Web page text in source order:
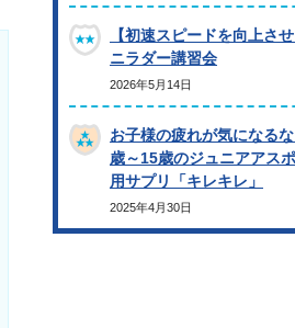
【初速スピードを向上さ
ニラダー講習会
2026年5月14日
お子様の疲れが気になる
歳～15歳のジュニアアス
用サプリ「キレキレ」
2025年4月30日